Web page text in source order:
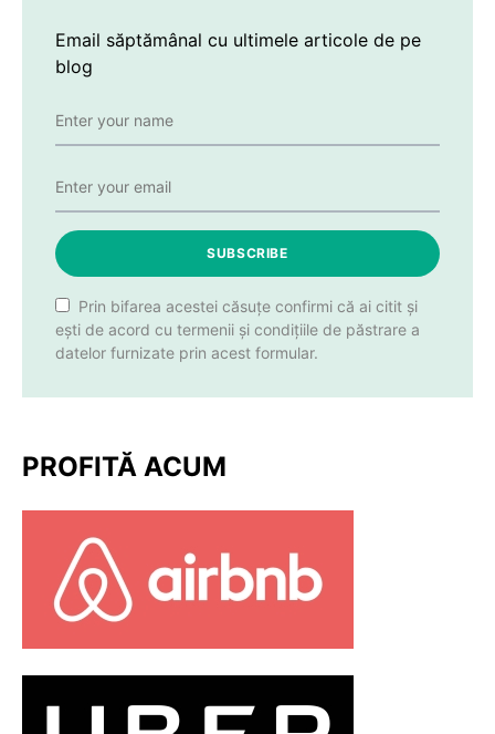
Email săptămânal cu ultimele articole de pe
blog
SUBSCRIBE
Prin bifarea acestei căsuțe confirmi că ai citit și
ești de acord cu termenii și condițiile de păstrare a
datelor furnizate prin acest formular.
PROFITĂ ACUM